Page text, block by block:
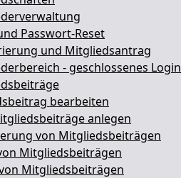
Passwort-Reset
und Mitgliedsantrag
- geschlossenes Login
bearbeiten
anlegen
von Mitgliedsbeiträgen
Mitgliedsbeiträgen
Mitgliedsbeiträgen